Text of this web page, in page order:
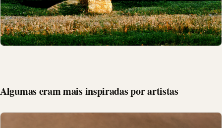
Algumas eram mais inspiradas por artistas